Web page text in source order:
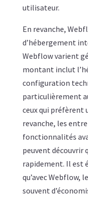
utilisateur.
En revanche,
d’hébergement
Webflow varient
montant inclut
configuration
particulièrement
ceux qui préfèrent
revanche, les
fonctionnalités
peuvent découvrir
rapidement. Il est
qu’avec Webflow,
souvent